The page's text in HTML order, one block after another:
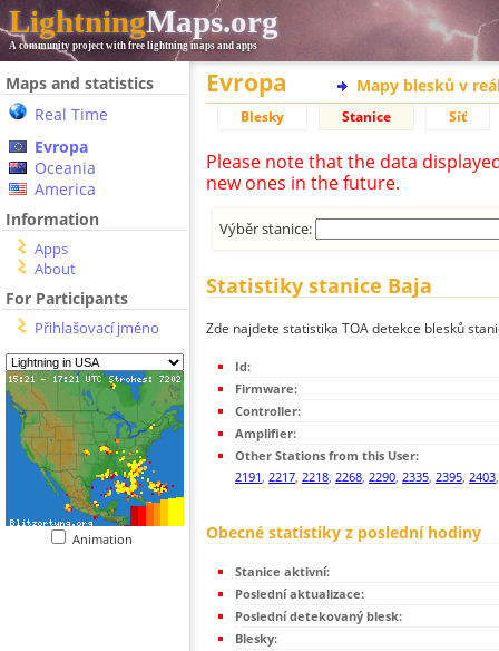
LightningMaps.org
A community project with free lightning maps and apps
Maps and statistics
Real Time
Evropa
Oceania
America
Information
Apps
About
For Participants
Přihlašovací jméno
Animation
Evropa Mapy blesků v
Blesky Stanice Síť
Please note that the data
new ones in the future.
Výběr stanice:
Statistiky stanice Baja
Zde najdete statistika TOA detekce blesků
Id:
Firmware:
Controller:
Amplifier:
Other Stations from this User:
2191, 2217, 2218, 2268, 2290, 2335, 2395, 2403
Obecné statistiky z poslední hodiny
Stanice aktivní:
Poslední aktualizace:
Poslední detekovaný blesk:
Blesky: